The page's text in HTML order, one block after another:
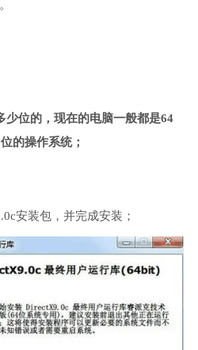
少位的，现在的电脑一般都是64
的操作系统；
.0c安装包，并完成安装；